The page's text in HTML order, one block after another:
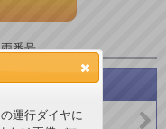
番号
運行ダイヤに